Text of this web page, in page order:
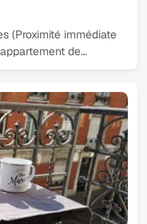
(Proximité immédiate
de…